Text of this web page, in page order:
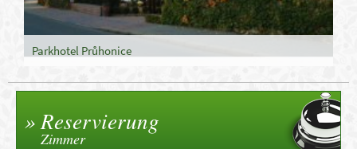
Parkhotel Průhonice
Reservierung
Zimmer